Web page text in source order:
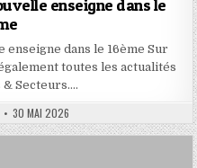
enseigne dans le
dans le 16ème Sur
toutes les actualités
& Secteurs….
PUBLISHED
DATE:
30 MAI 2026